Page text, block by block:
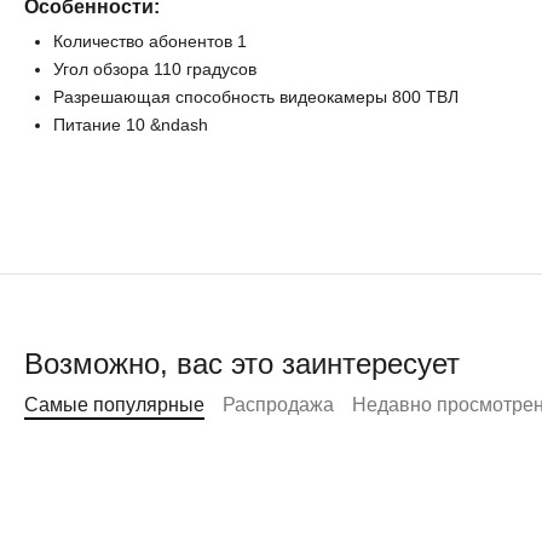
Особенности:
Количество абонентов 1
Угол обзора 110 градусов
Разрешающая способность видеокамеры 800 ТВЛ
Питание 10 &ndash
Возможно, вас это заинтересует
Самые популярные Распродажа Недавно